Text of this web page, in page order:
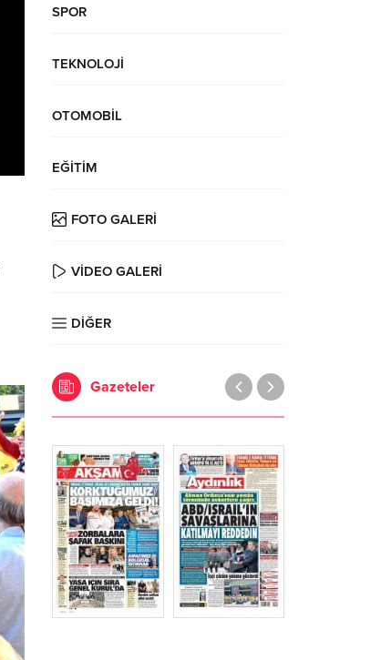
SPOR
TEKNOLOJİ
OTOMOBİL
EĞİTİM
FOTO GALERİ
VİDEO GALERİ
DİĞER
Gazeteler